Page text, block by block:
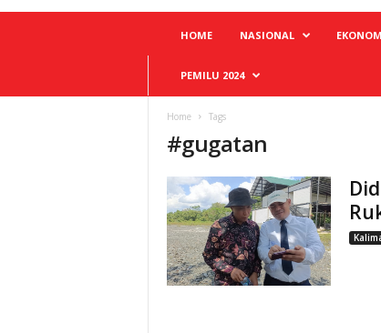
HOME NASIONAL
PEMILU 2024
Home Tags
#gugatan